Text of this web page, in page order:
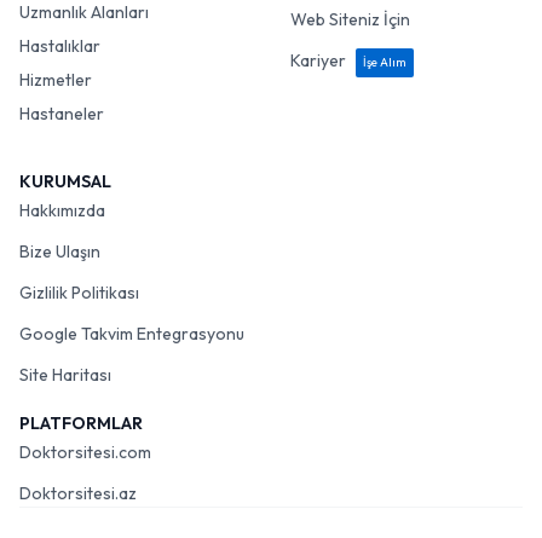
Uzmanlık Alanları
Hastalıklar
Hizmetler
Hastaneler
Web Siteniz İçin
Kariyer
İşe Alım
KURUMSAL
Hakkımızda
Bize Ulaşın
Gizlilik Politikası
Google Takvim Entegrasyonu
Site Haritası
PLATFORMLAR
Doktorsitesi.com
Doktorsitesi.az